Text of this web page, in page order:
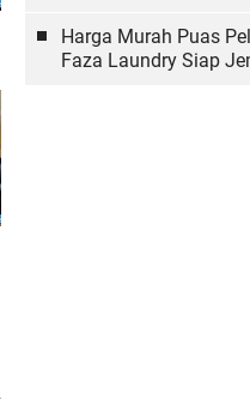
Harga Murah Puas
Faza Laundry Siap